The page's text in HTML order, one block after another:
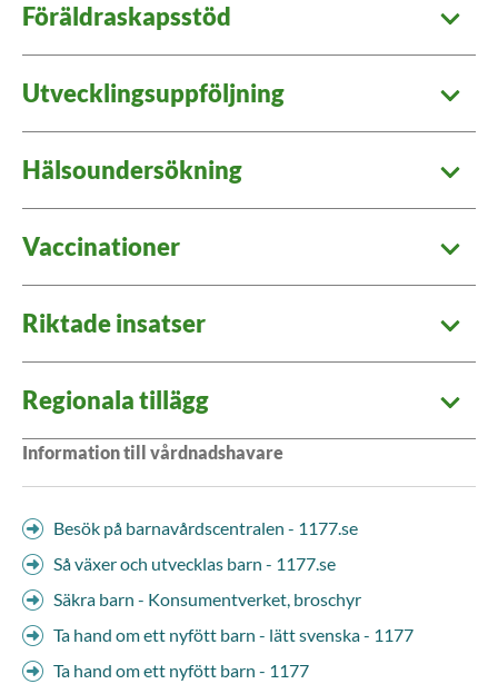
Föräldraskapsstöd
Utvecklingsuppföljning
Hälsoundersökning
Vaccinationer
Riktade insatser
Regionala tillägg
Information till vårdnadshavare
Besök på barnavårdscentralen - 1177.se
Så växer och utvecklas barn - 1177.se
Säkra barn - Konsumentverket, broschyr
Ta hand om ett nyfött barn - lätt svenska - 1177
Ta hand om ett nyfött barn - 1177